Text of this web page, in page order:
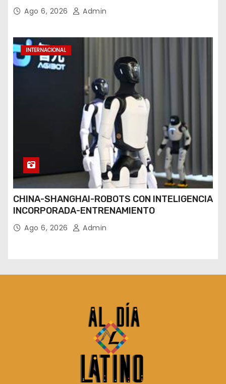
Ago 6, 2026 Admin
INTERNACIONAL
CHINA-SHANGHAI-ROBOTS CON INTELIGENCIA
INCORPORADA-ENTRENAMIENTO
Ago 6, 2026 Admin